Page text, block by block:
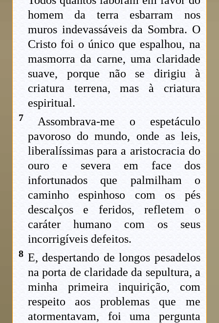
homem da terra esbarram nos
muros indevassáveis da Sombra. O
Cristo foi o único que espalhou, na
masmorra da carne, uma claridade
suave, porque não se dirigiu à
criatura terrena, mas à criatura
espiritual.
7 Assombrava-me o espetáculo
pavoroso do mundo, onde as leis,
liberalíssimas para a aristocracia do
ouro e severa em face dos
infortunados que palmilham o
caminho espinhoso com os pés
descalços e feridos, refletem o
caráter humano com os seus
incorrigíveis defeitos.
8 E, despertando de longos pesadelos
na porta de claridade da sepultura, a
minha primeira inquirição, com
respeito aos problemas que me
atormentavam, foi uma pergunta